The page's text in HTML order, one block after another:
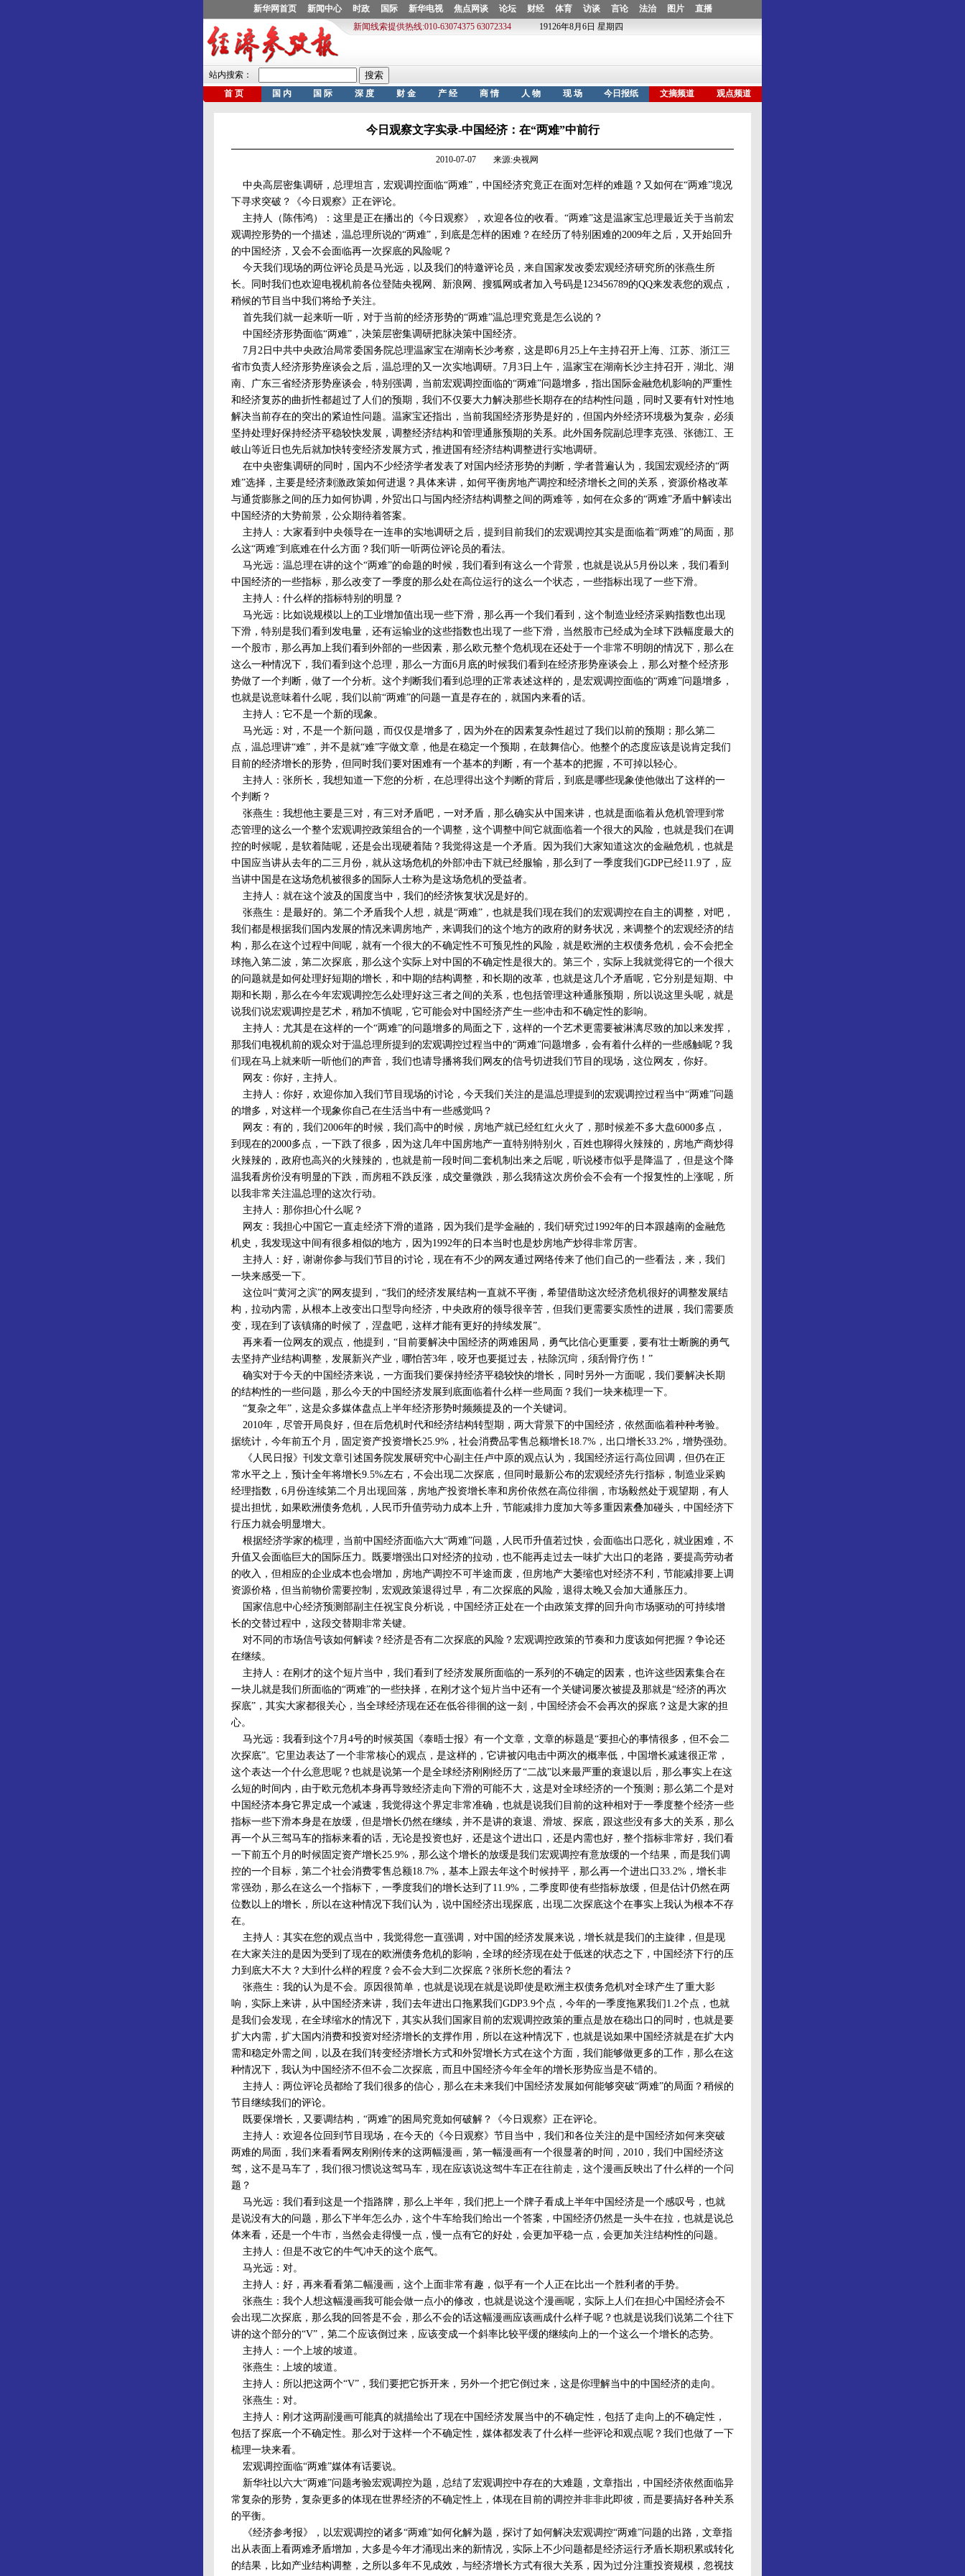
今日观察文字实录-中国经济：在“两难”中前行
2010-07-07 来源:央视网
中央高层密集调研，总理坦言，宏观调控面临“两难”，中国经济究竟正在面对怎样的难题？又如何在“两难”境况
下寻求突破？《今日观察》正在评论。
主持人（陈伟鸿）：这里是正在播出的《今日观察》，欢迎各位的收看。“两难”这是温家宝总理最近关于当前宏
观调控形势的一个描述，温总理所说的“两难”，到底是怎样的困难？在经历了特别困难的2009年之后，又开始回升
的中国经济，又会不会面临再一次探底的风险呢？
今天我们现场的两位评论员是马光远，以及我们的特邀评论员，来自国家发改委宏观经济研究所的张燕生所
长。同时我们也欢迎电视机前各位登陆央视网、新浪网、搜狐网或者加入号码是123456789的QQ来发表您的观点，
稍候的节目当中我们将给予关注。
首先我们就一起来听一听，对于当前的经济形势的“两难”温总理究竟是怎么说的？
中国经济形势面临“两难”，决策层密集调研把脉决策中国经济。
7月2日中共中央政治局常委国务院总理温家宝在湖南长沙考察，这是即6月25上午主持召开上海、江苏、浙江三
省市负责人经济形势座谈会之后，温总理的又一次实地调研。7月3日上午，温家宝在湖南长沙主持召开，湖北、湖
南、广东三省经济形势座谈会，特别强调，当前宏观调控面临的“两难”问题增多，指出国际金融危机影响的严重性
和经济复苏的曲折性都超过了人们的预期，我们不仅要大力解决那些长期存在的结构性问题，同时又要有针对性地
解决当前存在的突出的紧迫性问题。温家宝还指出，当前我国经济形势是好的，但国内外经济环境极为复杂，必须
坚持处理好保持经济平稳较快发展，调整经济结构和管理通胀预期的关系。此外国务院副总理李克强、张德江、王
岐山等近日也先后就加快转变经济发展方式，推进国有经济结构调整进行实地调研。
在中央密集调研的同时，国内不少经济学者发表了对国内经济形势的判断，学者普遍认为，我国宏观经济的“两
难”选择，主要是经济刺激政策如何进退？具体来讲，如何平衡房地产调控和经济增长之间的关系，资源价格改革
与通货膨胀之间的压力如何协调，外贸出口与国内经济结构调整之间的两难等，如何在众多的“两难”矛盾中解读出
中国经济的大势前景，公众期待着答案。
主持人：大家看到中央领导在一连串的实地调研之后，提到目前我们的宏观调控其实是面临着“两难”的局面，那
么这“两难”到底难在什么方面？我们听一听两位评论员的看法。
马光远：温总理在讲的这个“两难”的命题的时候，我们看到有这么一个背景，也就是说从5月份以来，我们看到
中国经济的一些指标，那么改变了一季度的那么处在高位运行的这么一个状态，一些指标出现了一些下滑。
主持人：什么样的指标特别的明显？
马光远：比如说规模以上的工业增加值出现一些下滑，那么再一个我们看到，这个制造业经济采购指数也出现
下滑，特别是我们看到发电量，还有运输业的这些指数也出现了一些下滑，当然股市已经成为全球下跌幅度最大的
一个股市，那么再加上我们看到外部的一些因素，那么欧元整个危机现在还处于一个非常不明朗的情况下，那么在
这么一种情况下，我们看到这个总理，那么一方面6月底的时候我们看到在经济形势座谈会上，那么对整个经济形
势做了一个判断，做了一个分析。这个判断我们看到总理的正常表述这样的，是宏观调控面临的“两难”问题增多，
也就是说意味着什么呢，我们以前“两难”的问题一直是存在的，就国内来看的话。
主持人：它不是一个新的现象。
马光远：对，不是一个新问题，而仅仅是增多了，因为外在的因素复杂性超过了我们以前的预期；那么第二
点，温总理讲“难”，并不是就“难”字做文章，他是在稳定一个预期，在鼓舞信心。他整个的态度应该是说肯定我们
目前的经济增长的形势，但同时我们要对困难有一个基本的判断，有一个基本的把握，不可掉以轻心。
主持人：张所长，我想知道一下您的分析，在总理得出这个判断的背后，到底是哪些现象使他做出了这样的一
个判断？
张燕生：我想他主要是三对，有三对矛盾吧，一对矛盾，那么确实从中国来讲，也就是面临着从危机管理到常
态管理的这么一个整个宏观调控政策组合的一个调整，这个调整中间它就面临着一个很大的风险，也就是我们在调
控的时候呢，是软着陆呢，还是会出现硬着陆？我觉得这是一个矛盾。因为我们大家知道这次的金融危机，也就是
中国应当讲从去年的二三月份，就从这场危机的外部冲击下就已经服输，那么到了一季度我们GDP已经11.9了，应
当讲中国是在这场危机被很多的国际人士称为是这场危机的受益者。
主持人：就在这个波及的国度当中，我们的经济恢复状况是好的。
张燕生：是最好的。第二个矛盾我个人想，就是“两难”，也就是我们现在我们的宏观调控在自主的调整，对吧，
我们都是根据我们国内发展的情况来调房地产，来调我们的这个地方的政府的财务状况，来调整个的宏观经济的结
构，那么在这个过程中间呢，就有一个很大的不确定性不可预见性的风险，就是欧洲的主权债务危机，会不会把全
球拖入第二波，第二次探底，那么这个实际上对中国的不确定性是很大的。第三个，实际上我就觉得它的一个很大
的问题就是如何处理好短期的增长，和中期的结构调整，和长期的改革，也就是这几个矛盾呢，它分别是短期、中
期和长期，那么在今年宏观调控怎么处理好这三者之间的关系，也包括管理这种通胀预期，所以说这里头呢，就是
说我们说宏观调控是艺术，稍加不慎呢，它可能会对中国经济产生一些冲击和不确定性的影响。
主持人：尤其是在这样的一个“两难”的问题增多的局面之下，这样的一个艺术更需要被淋漓尽致的加以来发挥，
那我们电视机前的观众对于温总理所提到的宏观调控过程当中的“两难”问题增多，会有着什么样的一些感触呢？我
们现在马上就来听一听他们的声音，我们也请导播将我们网友的信号切进我们节目的现场，这位网友，你好。
网友：你好，主持人。
主持人：你好，欢迎你加入我们节目现场的讨论，今天我们关注的是温总理提到的宏观调控过程当中“两难”问题
的增多，对这样一个现象你自己在生活当中有一些感觉吗？
网友：有的，我们2006年的时候，我们高中的时候，房地产就已经红红火火了，那时候差不多大盘6000多点，
到现在的2000多点，一下跌了很多，因为这几年中国房地产一直特别特别火，百姓也聊得火辣辣的，房地产商炒得
火辣辣的，政府也高兴的火辣辣的，也就是前一段时间二套机制出来之后呢，听说楼市似乎是降温了，但是这个降
温我看房价没有明显的下跌，而房租不跌反涨，成交量微跌，那么我猜这次房价会不会有一个报复性的上涨呢，所
以我非常关注温总理的这次行动。
主持人：那你担心什么呢？
网友：我担心中国它一直走经济下滑的道路，因为我们是学金融的，我们研究过1992年的日本跟越南的金融危
机史，我发现这中间有很多相似的地方，因为1992年的日本当时也是炒房地产炒得非常厉害。
主持人：好，谢谢你参与我们节目的讨论，现在有不少的网友通过网络传来了他们自己的一些看法，来，我们
一块来感受一下。
这位叫“黄河之滨”的网友提到，“我们的经济发展结构一直就不平衡，希望借助这次经济危机很好的调整发展结
构，拉动内需，从根本上改变出口型导向经济，中央政府的领导很辛苦，但我们更需要实质性的进展，我们需要质
变，现在到了该镇痛的时候了，涅盘吧，这样才能有更好的持续发展”。
再来看一位网友的观点，他提到，“目前要解决中国经济的两难困局，勇气比信心更重要，要有壮士断腕的勇气
去坚持产业结构调整，发展新兴产业，哪怕苦3年，咬牙也要挺过去，袪除沉疴，须刮骨疗伤！”
确实对于今天的中国经济来说，一方面我们要保持经济平稳较快的增长，同时另外一方面呢，我们要解决长期
的结构性的一些问题，那么今天的中国经济发展到底面临着什么样一些局面？我们一块来梳理一下。
“复杂之年”，这是众多媒体盘点上半年经济形势时频频提及的一个关键词。
2010年，尽管开局良好，但在后危机时代和经济结构转型期，两大背景下的中国经济，依然面临着种种考验。
据统计，今年前五个月，固定资产投资增长25.9%，社会消费品零售总额增长18.7%，出口增长33.2%，增势强劲。
《人民日报》刊发文章引述国务院发展研究中心副主任卢中原的观点认为，我国经济运行高位回调，但仍在正
常水平之上，预计全年将增长9.5%左右，不会出现二次探底，但同时最新公布的宏观经济先行指标，制造业采购
经理指数，6月份连续第二个月出现回落，房地产投资增长率和房价依然在高位徘徊，市场毅然处于观望期，有人
提出担忧，如果欧洲债务危机，人民币升值劳动力成本上升，节能减排力度加大等多重因素叠加碰头，中国经济下
行压力就会明显增大。
根据经济学家的梳理，当前中国经济面临六大“两难”问题，人民币升值若过快，会面临出口恶化，就业困难，不
升值又会面临巨大的国际压力。既要增强出口对经济的拉动，也不能再走过去一味扩大出口的老路，要提高劳动者
的收入，但相应的企业成本也会增加，房地产调控不可半途而废，但房地产大萎缩也对经济不利，节能减排要上调
资源价格，但当前物价需要控制，宏观政策退得过早，有二次探底的风险，退得太晚又会加大通胀压力。
国家信息中心经济预测部副主任祝宝良分析说，中国经济正处在一个由政策支撑的回升向市场驱动的可持续增
长的交替过程中，这段交替期非常关键。
对不同的市场信号该如何解读？经济是否有二次探底的风险？宏观调控政策的节奏和力度该如何把握？争论还
在继续。
主持人：在刚才的这个短片当中，我们看到了经济发展所面临的一系列的不确定的因素，也许这些因素集合在
一块儿就是我们所面临的“两难”的一些抉择，在刚才这个短片当中还有一个关键词屡次被提及那就是“经济的再次
探底”，其实大家都很关心，当全球经济现在还在低谷徘徊的这一刻，中国经济会不会再次的探底？这是大家的担
心。
马光远：我看到这个7月4号的时候英国《泰晤士报》有一个文章，文章的标题是“要担心的事情很多，但不会二
次探底”。它里边表达了一个非常核心的观点，是这样的，它讲被闪电击中两次的概率低，中国增长减速很正常，
这个表达一个什么意思呢？也就是说第一个是全球经济刚刚经历了“二战”以来最严重的衰退以后，那么事实上在这
么短的时间内，由于欧元危机本身再导致经济走向下滑的可能不大，这是对全球经济的一个预测；那么第二个是对
中国经济本身它界定成一个减速，我觉得这个界定非常准确，也就是说我们目前的这种相对于一季度整个经济一些
指标一些下滑本身是在放缓，但是增长仍然在继续，并不是讲的衰退、滑坡、探底，跟这些没有多大的关系，那么
再一个从三驾马车的指标来看的话，无论是投资也好，还是这个进出口，还是内需也好，整个指标非常好，我们看
一下前五个月的时候固定资产增长25.9%，那么这个增长的放缓是我们宏观调控有意放缓的一个结果，而是我们调
控的一个目标，第二个社会消费零售总额18.7%，基本上跟去年这个时候持平，那么再一个进出口33.2%，增长非
常强劲，那么在这么一个指标下，一季度我们的增长达到了11.9%，二季度即使有些指标放缓，但是估计仍然在两
位数以上的增长，所以在这种情况下我们认为，说中国经济出现探底，出现二次探底这个在事实上我认为根本不存
在。
主持人：其实在您的观点当中，我觉得您一直强调，对中国的经济发展来说，增长就是我们的主旋律，但是现
在大家关注的是因为受到了现在的欧洲债务危机的影响，全球的经济现在处于低迷的状态之下，中国经济下行的压
力到底大不大？大到什么样的程度？会不会大到二次探底？张所长您的看法？
张燕生：我的认为是不会。原因很简单，也就是说现在就是说即使是欧洲主权债务危机对全球产生了重大影
响，实际上来讲，从中国经济来讲，我们去年进出口拖累我们GDP3.9个点，今年的一季度拖累我们1.2个点，也就
是我们会发现，在全球缩水的情况下，其实从我们国家目前的宏观调控政策的重点是放在稳出口的同时，也就是要
扩大内需，扩大国内消费和投资对经济增长的支撑作用，所以在这种情况下，也就是说如果中国经济就是在扩大内
需和稳定外需之间，以及在我们转变经济增长方式和外贸增长方式在这个方面，我们能够做更多的工作，那么在这
种情况下，我认为中国经济不但不会二次探底，而且中国经济今年全年的增长形势应当是不错的。
主持人：两位评论员都给了我们很多的信心，那么在未来我们中国经济发展如何能够突破“两难”的局面？稍候的
节目继续我们的评论。
既要保增长，又要调结构，“两难”的困局究竟如何破解？《今日观察》正在评论。
主持人：欢迎各位回到节目现场，在今天的《今日观察》节目当中，我们和各位关注的是中国经济如何来突破
两难的局面，我们来看看网友刚刚传来的这两幅漫画，第一幅漫画有一个很显著的时间，2010，我们中国经济这
驾，这不是马车了，我们很习惯说这驾马车，现在应该说这驾牛车正在往前走，这个漫画反映出了什么样的一个问
题？
马光远：我们看到这是一个指路牌，那么上半年，我们把上一个牌子看成上半年中国经济是一个感叹号，也就
是说没有大的问题，那么下半年怎么办，这个牛车给我们给出一个答案，中国经济仍然是一头牛在拉，也就是说总
体来看，还是一个牛市，当然会走得慢一点，慢一点有它的好处，会更加平稳一点，会更加关注结构性的问题。
主持人：但是不改它的牛气冲天的这个底气。
马光远：对。
主持人：好，再来看看第二幅漫画，这个上面非常有趣，似乎有一个人正在比出一个胜利者的手势。
张燕生：我个人想这幅漫画我可能会做一点小的修改，也就是说这个漫画呢，实际上人们在担心中国经济会不
会出现二次探底，那么我的回答是不会，那么不会的话这幅漫画应该画成什么样子呢？也就是说我们说第二个往下
讲的这个部分的“V”，第二个应该倒过来，应该变成一个斜率比较平缓的继续向上的一个这么一个增长的态势。
主持人：一个上坡的坡道。
张燕生：上坡的坡道。
主持人：所以把这两个“V”，我们要把它拆开来，另外一个把它倒过来，这是你理解当中的中国经济的走向。
张燕生：对。
主持人：刚才这两副漫画可能真的就描绘出了现在中国经济发展当中的不确定性，包括了走向上的不确定性，
包括了探底一个不确定性。那么对于这样一个不确定性，媒体都发表了什么样一些评论和观点呢？我们也做了一下
梳理一块来看。
宏观调控面临“两难”媒体有话要说。
新华社以六大“两难”问题考验宏观调控为题，总结了宏观调控中存在的大难题，文章指出，中国经济依然面临异
常复杂的形势，复杂更多的体现在世界经济的不确定性上，体现在目前的调控并非非此即彼，而是要搞好各种关系
的平衡。
《经济参考报》，以宏观调控的诸多“两难”如何化解为题，探讨了如何解决宏观调控“两难”问题的出路，文章指
出从表面上看两难矛盾增加，大多是今年才涌现出来的新情况，实际上不少问题都是经济运行矛盾长期积累或转化
的结果，比如产业结构调整，之所以多年不见成效，与经济增长方式有很大关系，因为过分注重投资规模，忽视技